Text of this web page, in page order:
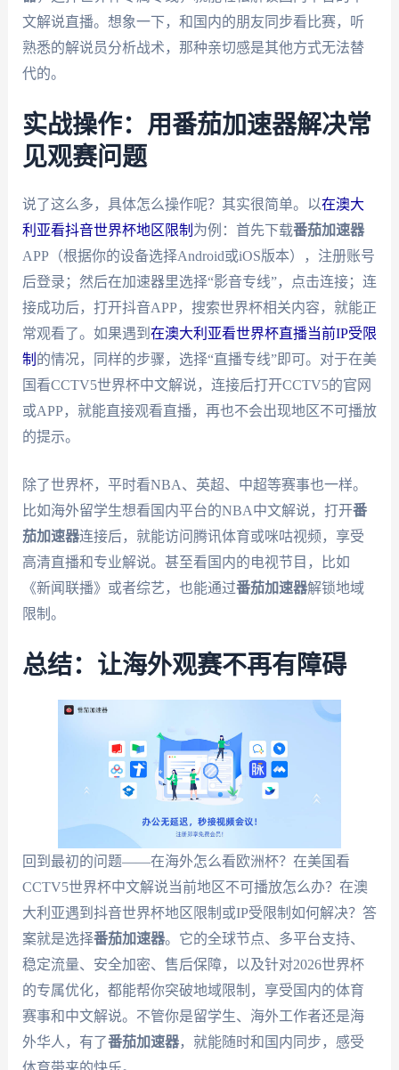
文解说直播。想象一下，和国内的朋友同步看比赛，听
熟悉的解说员分析战术，那种亲切感是其他方式无法替
代的。
实战操作：用番茄加速器解决常
见观赛问题
说了这么多，具体怎么操作呢？其实很简单。以在澳大
利亚看抖音世界杯地区限制 为例：首先下载番茄加速器
APP（根据你的设备选择Android或iOS版本），注册账号
后登录；然后在加速器里选择“影音专线”，点击连接；连
接成功后，打开抖音APP，搜索世界杯相关内容，就能正
常观看了。如果遇到 在澳大利亚看世界杯直播当前IP受限
制 的情况，同样的步骤，选择“直播专线”即可。对于在美
国看CCTV5世界杯中文解说，连接后打开CCTV5的官网
或APP，就能直接观看直播，再也不会出现地区不可播放
的提示。
除了世界杯，平时看NBA、英超、中超等赛事也一样。
比如海外留学生想看国内平台的NBA中文解说，打开番
茄加速器连接后，就能访问腾讯体育或咪咕视频，享受
高清直播和专业解说。甚至看国内的电视节目，比如
《新闻联播》或者综艺，也能通过番茄加速器解锁地域
限制。
总结：让海外观赛不再有障碍
回到最初的问题——在海外怎么看欧洲杯？在美国看
CCTV5世界杯中文解说当前地区不可播放怎么办？在澳
大利亚遇到抖音世界杯地区限制或IP受限制如何解决？答
案就是选择番茄加速器。它的全球节点、多平台支持、
稳定流量、安全加密、售后保障，以及针对2026世界杯
的专属优化，都能帮你突破地域限制，享受国内的体育
赛事和中文解说。不管你是留学生、海外工作者还是海
外华人，有了番茄加速器，就能随时和国内同步，感受